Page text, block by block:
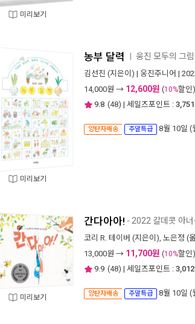
미리보기
미리보기
농부 달력 웅진 모두의 그
김선진 (지은이) | 웅진주니어 |
14,000원 → 12,600원 (10%할인
9.8 (48) | 세일즈포인트 : 3,751
양탄자배송 주말특급 8월 10일 (
미리보기
간다아아! - 2022 칼데콧 아
코리 R. 테이버 (지은이), 노은정 (
13,000원 → 11,700원 (10%할인
9.9 (48) | 세일즈포인트 : 3,012
양탄자배송 주말특급 8월 10일 (